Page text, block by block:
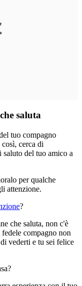
saluta
tuo compagno
cerca di
del tuo amico a
per qualche
attenzione.
?
che saluta, non c'è
compagno non
vederti e tu sei felice